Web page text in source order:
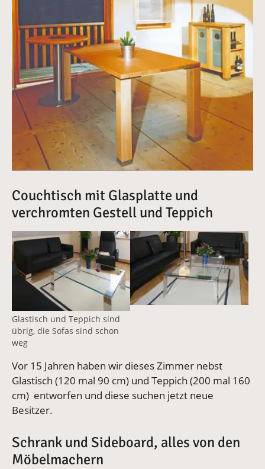
Couchtisch mit Glasplatte und
verchromten Gestell und Teppich
Vergrößerte Version anzeigen
Glastisch und Teppich sind
übrig, die Sofas sind schon
weg
Vergrößerte Version
Vor 15 Jahren haben wir dieses Zimmer nebst
Glastisch (120 mal 90 cm) und Teppich (200 mal 160
cm) entworfen und diese suchen jetzt neue
Besitzer.
Schrank und Sideboard, alles von den
Möbelmachern